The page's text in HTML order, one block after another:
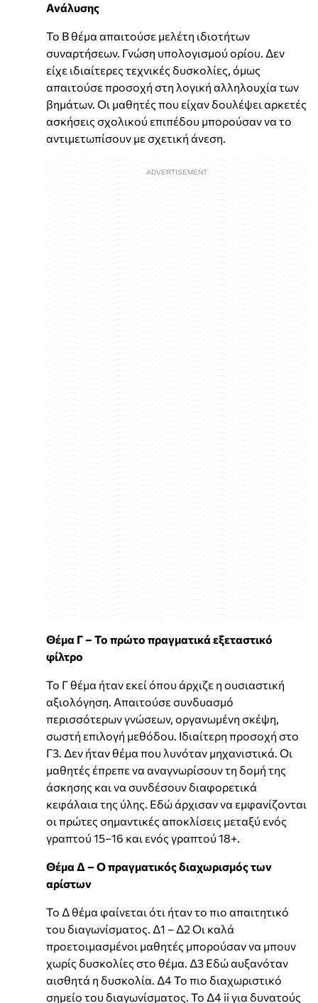
Ανάλυσης
Το Β θέμα απαιτούσε μελέτη ιδιοτήτων
συναρτήσεων. Γνώση υπολογισμού ορίου. Δεν
είχε ιδιαίτερες τεχνικές δυσκολίες, όμως
απαιτούσε προσοχή στη λογική αλληλουχία των
βημάτων. Οι μαθητές που είχαν δουλέψει αρκετές
ασκήσεις σχολικού επιπέδου μπορούσαν να το
αντιμετωπίσουν με σχετική άνεση.
Θέμα Γ – Το πρώτο πραγματικά εξεταστικό
φίλτρο
Το Γ θέμα ήταν εκεί όπου άρχιζε η ουσιαστική
αξιολόγηση. Απαιτούσε συνδυασμό
περισσότερων γνώσεων, οργανωμένη σκέψη,
σωστή επιλογή μεθόδου. Ιδιαίτερη προσοχή στο
Γ3. Δεν ήταν θέμα που λυνόταν μηχανιστικά. Οι
μαθητές έπρεπε να αναγνωρίσουν τη δομή της
άσκησης και να συνδέσουν διαφορετικά
κεφάλαια της ύλης. Εδώ άρχισαν να εμφανίζονται
οι πρώτες σημαντικές αποκλίσεις μεταξύ ενός
γραπτού 15–16 και ενός γραπτού 18+.
Θέμα Δ – Ο πραγματικός διαχωρισμός των
αρίστων
Το Δ θέμα φαίνεται ότι ήταν το πιο απαιτητικό
του διαγωνίσματος. Δ1 – Δ2 Οι καλά
προετοιμασμένοι μαθητές μπορούσαν να μπουν
χωρίς δυσκολίες στο θέμα. Δ3 Εδώ αυξανόταν
αισθητά η δυσκολία. Δ4 Το πιο διαχωριστικό
σημείο του διαγωνίσματος. Το Δ4 ii για δυνατούς